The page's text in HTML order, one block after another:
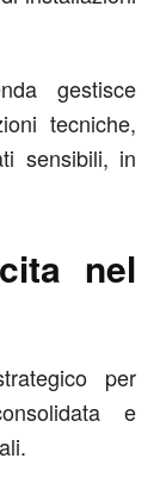
gestisce
tecniche,
sensibili, in
nel
per
e